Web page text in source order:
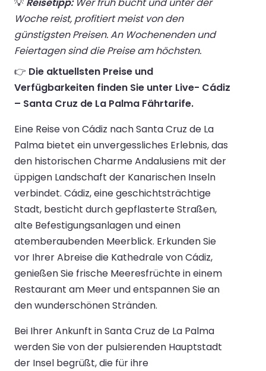
Woche reist, profitiert meist von den
günstigsten Preisen. An Wochenenden und
Feiertagen sind die Preise am höchsten.
👉 Die aktuellsten Preise und
Verfügbarkeiten finden Sie unter Live- Cádiz
– Santa Cruz de La Palma Fährtarife.
Eine Reise von Cádiz nach Santa Cruz de La
Palma bietet ein unvergessliches Erlebnis, das
den historischen Charme Andalusiens mit der
üppigen Landschaft der Kanarischen Inseln
verbindet. Cádiz, eine geschichtsträchtige
Stadt, besticht durch gepflasterte Straßen,
alte Befestigungsanlagen und einen
atemberaubenden Meerblick. Erkunden Sie
vor Ihrer Abreise die Kathedrale von Cádiz,
genießen Sie frische Meeresfrüchte in einem
Restaurant am Meer und entspannen Sie an
den wunderschönen Stränden.
Bei Ihrer Ankunft in Santa Cruz de La Palma
werden Sie von der pulsierenden Hauptstadt
der Insel begrüßt, die für ihre